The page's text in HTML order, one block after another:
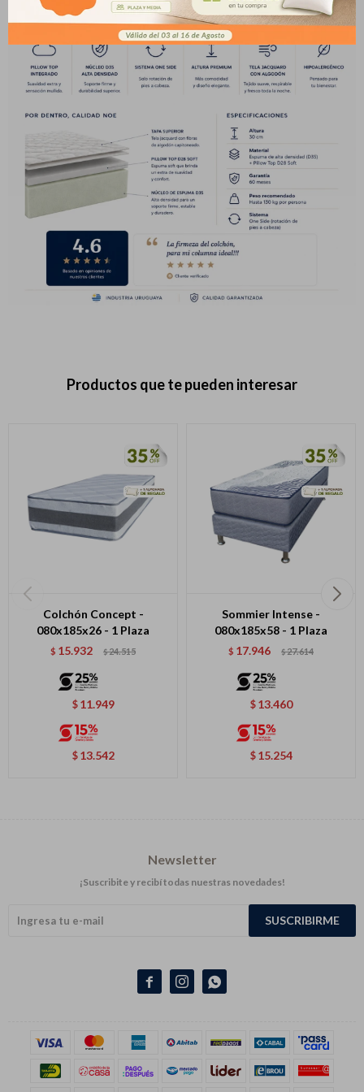
Productos que te pueden interesar
Colchón Concept -
080x185x26 - 1 Plaza
$ 15.932 $24.515
$ 11.949
$ 13.542
Sommier Intense -
080x185x58 - 1 Plaza
$ 17.946 $27.614
$ 13.460
$ 15.254
  
Newsletter
¡Suscribite y recibí todas nuestras novedades!
SUSCRIBIRME
Día Mes Año
Continuar
Elegís Pago Después como metodo de
pago
* sujeto a aprobación crediticia. El monto disponible
puede variar por comercio